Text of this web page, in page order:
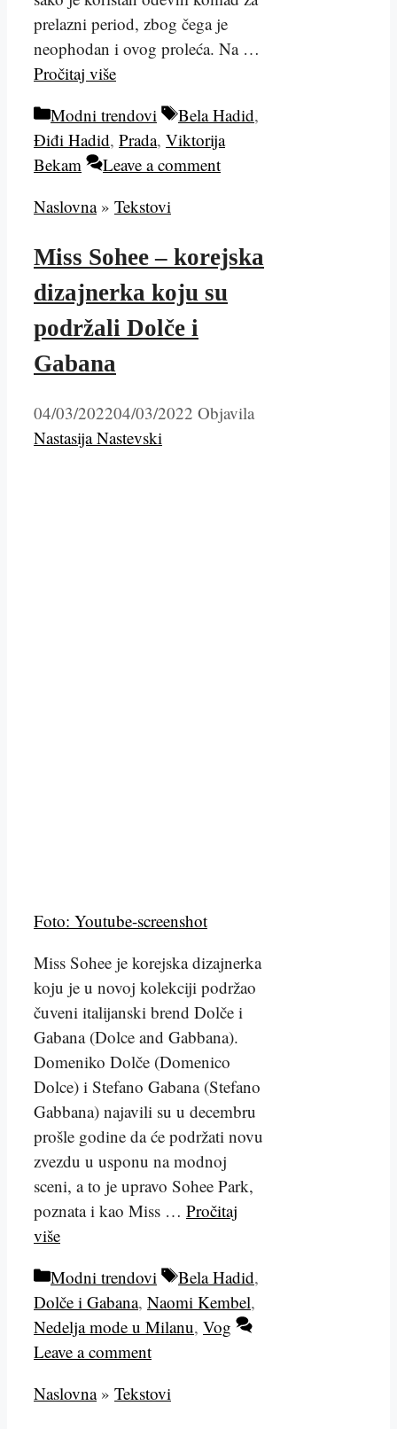
prelazni period, zbog čega je
neophodan i ovog proleća. Na …
Pročitaj više
Kategorije
Modni trendovi Tags
Bela Hadid,
Điđi Hadid, Prada, Viktorija
Bekam
Leave a comment
Naslovna» Tekstovi
Miss Sohee – korejska
dizajnerka koju su
podržali Dolče i
Gabana
04/03/202204/03/2022 Objavila
Nastasija Nastevski
Foto: Youtube-screenshot
Miss Sohee je korejska dizajnerka
koju je u novoj kolekciji podržao
čuveni italijanski brend Dolče i
Gabana (Dolce and Gabbana).
Domeniko Dolče (Domenico
Dolce) i Stefano Gabana (Stefano
Gabbana) najavili su u decembru
prošle godine da će podržati novu
zvezdu u usponu na modnoj
sceni, a to je upravo Sohee Park,
poznata i kao Miss … Pročitaj
više
Kategorije
Modni trendovi Tags
Bela Hadid,
Dolče i Gabana, Naomi Kembel,
Nedelja mode u Milanu, Vog
Leave a comment
Naslovna» Tekstovi